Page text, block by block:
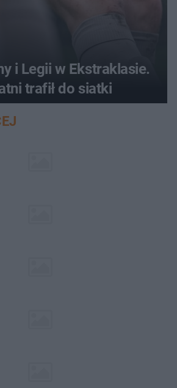
i Legii w Ekstraklasie.
trafił do siatki